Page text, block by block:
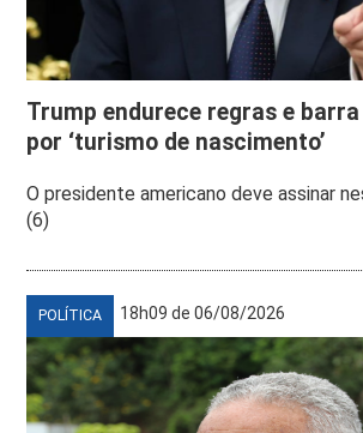
Trump endurece regras e
por ‘turismo de nascimento’
O presidente americano deve assinar
(6)
POLÍTICA 18h09 de 06/08/2026